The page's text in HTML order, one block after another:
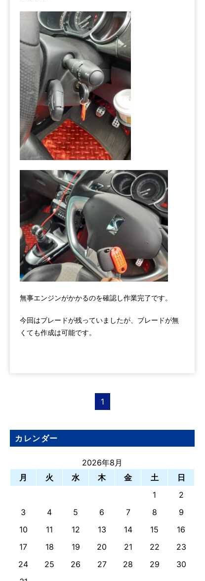
無事エンジンがかかるのを確認し作業完了です。
今回はブレードが残っていましたが、ブレードが無
くても作成は可能です。
1
カレンダー
2026年8月
月
火 水 木 金 土
日
1
2
3
4 5 6 7 8
9
10
11 12 13 14 15
16
17
18 19 20 21 22
23
24
25 26 27 28 29
30